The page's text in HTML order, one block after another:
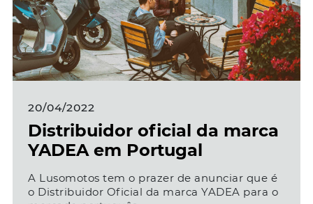
20/04/2022
Distribuidor oficial da marca
YADEA em Portugal
A Lusomotos tem o prazer de anunciar que é
o Distribuidor Oficial da marca YADEA para o